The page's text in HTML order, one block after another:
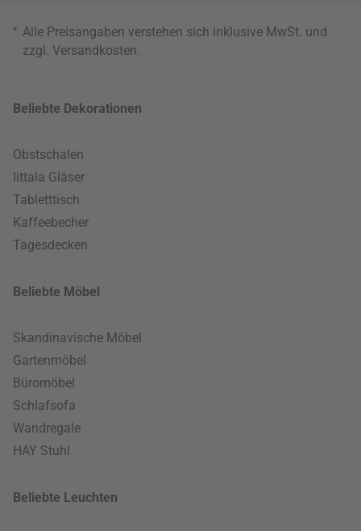
* Alle Preisangaben verstehen sich inklusive MwSt. und
zzgl. Versandkosten
Beliebte Dekorationen
Obstschalen
Iittala Gläser
Tabletttisch
Kaffeebecher
Tagesdecken
Beliebte Möbel
Skandinavische Möbel
Gartenmöbel
Büromöbel
Schlafsofa
Wandregale
HAY Stuhl
Beliebte Leuchten